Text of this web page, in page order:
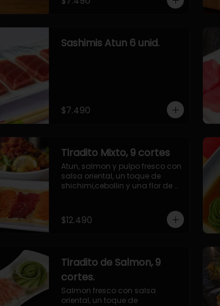
Sashimis Atun 6 unid.
$7.490
Tiradito Mixto, 9 cortes
Atun, salmon y pulpo fresco con
salsa oriental, un toque de
shichimi,cebollin y una flor de
$12.490
Tiradito de Salmon, 9
cortes.
Salmon fresco con salsa
oriental, un toque de